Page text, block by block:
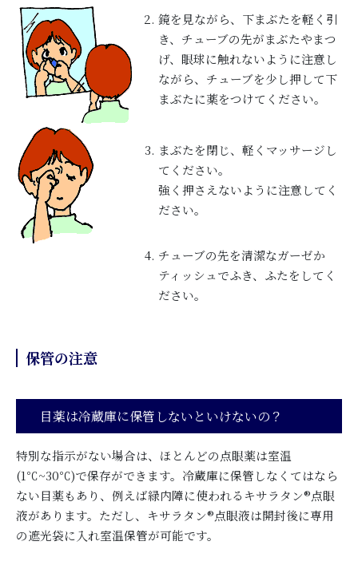
鏡を見ながら、下まぶたを軽く引
き、チューブの先がまぶたやまつ
げ、眼球に触れないように注意し
ながら、チューブを少し押して下
まぶたに薬をつけてください。
まぶたを閉じ、軽くマッサージし
てください。
強く押さえないように注意してく
ださい。
チューブの先を清潔なガーゼか
ティッシュでふき、ふたをしてく
ださい。
保管の注意
目薬は冷蔵庫に保管しないといけないの？
特別な指示がない場合は、ほとんどの点眼薬は室温
(1℃~30℃)で保存ができます。冷蔵庫に保管しなくてはなら
ない目薬もあり、例えば緑内障に使われるキサラタン®点眼
液があります。ただし、 キサラタン®点眼液は開封後に専用
の遮光袋に入れ室温保管が可能です。